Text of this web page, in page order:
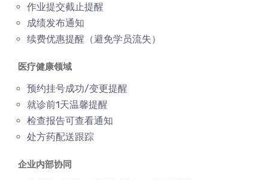
作业提交截止提醒
成绩发布通知
续费优惠提醒（避免学员流失）
医疗健康领域
预约挂号成功/变更提醒
就诊前1天温馨提醒
检查报告可查看通知
处方药配送跟踪
企业内部协同